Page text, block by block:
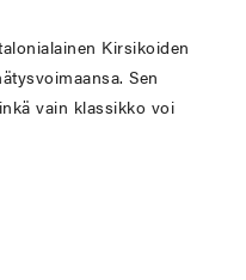
Kirsikoiden
Sen
vain klassikko voi